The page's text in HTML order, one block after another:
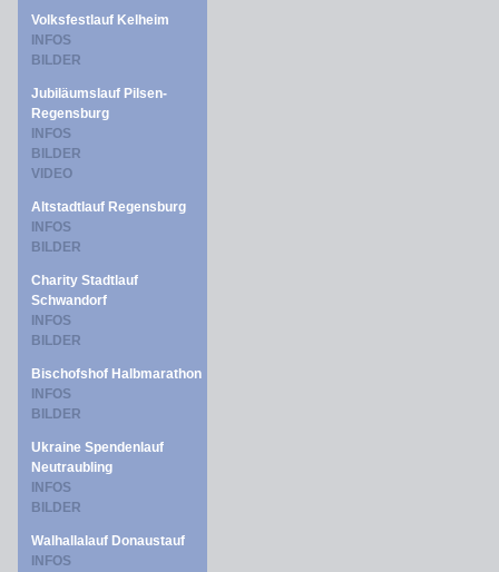
Volksfestlauf Kelheim
INFOS
BILDER
Jubiläumslauf Pilsen-
Regensburg
INFOS
BILDER
VIDEO
Altstadtlauf Regensburg
INFOS
BILDER
Charity Stadtlauf
Schwandorf
INFOS
BILDER
Bischofshof Halbmarathon
INFOS
BILDER
Ukraine Spendenlauf
Neutraubling
INFOS
BILDER
Walhallalauf Donaustauf
INFOS